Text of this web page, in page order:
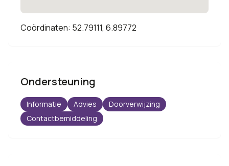
Coördinaten: 52.79111, 6.89772
Ondersteuning
Informatie Advies
Doorverwijzing
Contactbemiddeling